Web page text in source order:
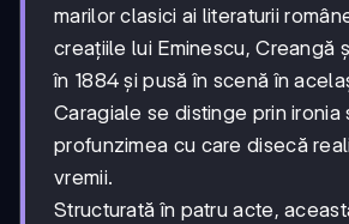
marilor clasici ai literaturii
creațiile lui Eminescu, Creangă
în 1884 și pusă în scenă în
Caragiale se distinge prin ironia
profunzimea cu care disecă
vremii.
Structurată în patru acte,